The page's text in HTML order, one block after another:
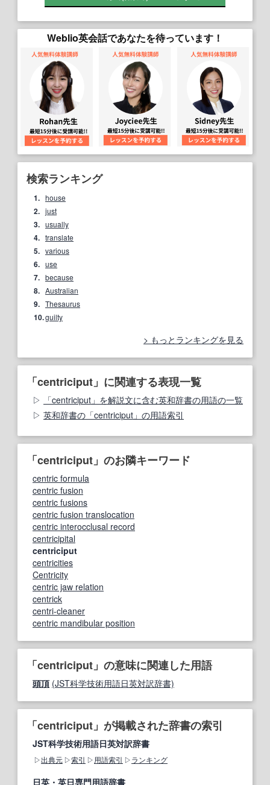
Weblio英会話であなたを待っています！
検索ランキング
1. house
2. just
3. usually
4. translate
5. various
6. use
7. because
8. Australian
9. Thesaurus
10.guilty
もっとランキングを見る
「centriciput」に関連する表現一覧
「centriciput」を解説文に含む英和辞書の用語の一覧
英和辞書の「centriciput」の用語索引
「centriciput」のお隣キーワード
centric formula
centric fusion
centric fusions
centric fusion translocation
centric interocclusal record
centricipital
centriciput
centricities
Centricity
centric jaw relation
centrick
centri-cleaner
centric mandibular position
「centriciput」の意味に関連した用語
頭頂 (JST科学技術用語日英対訳辞書)
「centriciput」が掲載された辞書の索引
JST科学技術用語日英対訳辞書
出典元 索引 用語索引 ランキング
日英・英日専門用語辞書